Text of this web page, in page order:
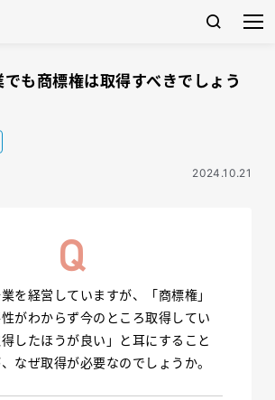
も商標権は取得すべきでしょう
2024.10.21
を経営していますが、「商標権」
がわからず今のところ取得してい
したほうが良い」と耳にすること
なぜ取得が必要なのでしょうか。